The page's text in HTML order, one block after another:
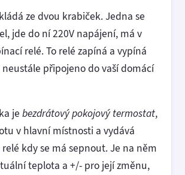
ze dvou krabiček. Jedna se
jde do ní 220V napájení, má v
relé. To relé zapíná a vypíná
připojeno do vaší domácí
je bezdrátový pokojový termostat,
v hlavní místnosti a vydává
kdy se má sepnout. Je na něm
teplota a +/- pro její změnu,